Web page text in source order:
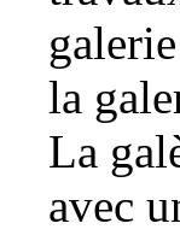
la
La
avec